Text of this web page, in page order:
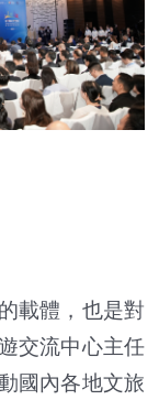
載體，也是對
交流中心主任
國內各地文旅